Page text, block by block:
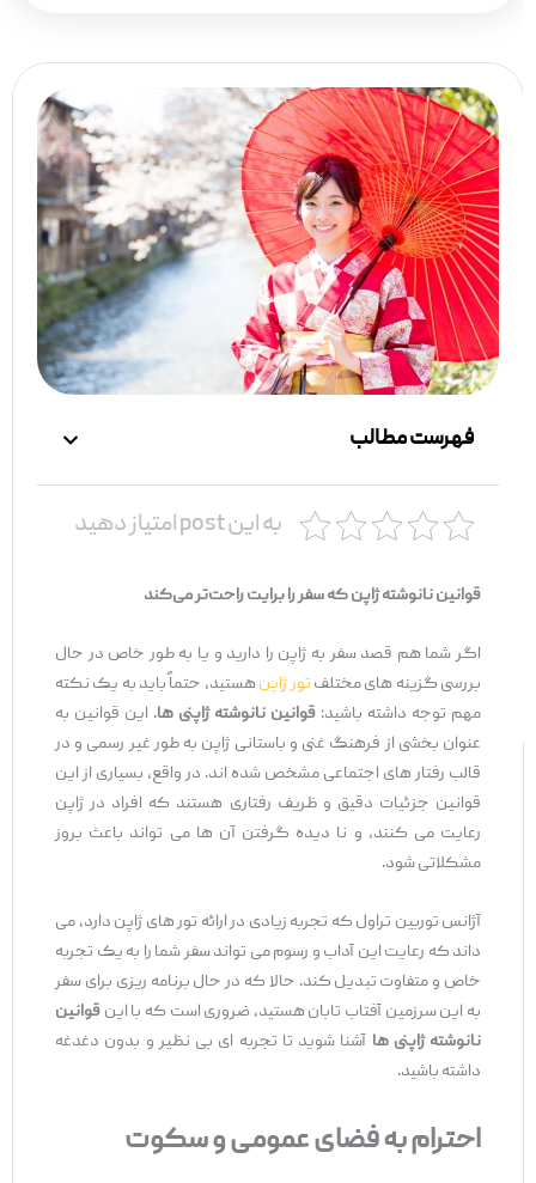
فهرست مطالب
به این post امتیاز دهید
قوانین نانوشته ژاپن که سفر را برایت راحت‌تر می‌کند
اگر شما هم قصد سفر به ژاپن را دارید و یا به ‌طور خاص در حال
بررسی گزینه‌ های مختلفتور ژاپنهستید، حتماً باید به یک نکته
مهم توجه داشته باشید:قوانین نانوشته ژاپنی ‌ها. این قوانین به‌
عنوان بخشی از فرهنگ غنی و باستانی ژاپن به‌ طور غیر رسمی و در
قالب رفتار های اجتماعی مشخص شده ‌اند. در واقع، بسیاری از این
قوانین جزئیات دقیق و ظریف رفتاری هستند که افراد در ژاپن
رعایت می ‌کنند، و نا دیده گرفتن آن‌ ها می ‌تواند باعث بروز
مشکلاتی شود.
آژانس توربین تراول که تجربه زیادی در ارائه تور های ژاپن دارد، می
‌داند که رعایت این آداب و رسوم می ‌تواند سفر شما را به یک تجربه
خاص و متفاوت تبدیل کند. حالا که در حال برنامه ‌ریزی برای سفر
به این سرزمین آفتاب تابان هستید، ضروری است که با اینقوانین
نانوشته ژاپنی ‌هاآشنا شوید تا تجربه ‌ای بی ‌نظیر و بدون دغدغه
داشته باشید.
احترام به فضای عمومی و سکوت